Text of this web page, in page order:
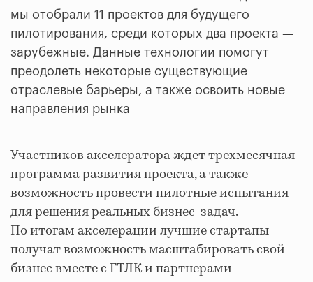
мы отобрали 11 проектов для будущего
пилотирования, среди которых два проекта —
зарубежные. Данные технологии помогут
преодолеть некоторые существующие
отраслевые барьеры, а также освоить новые
направления рынка
Участников акселератора ждет трехмесячная
программа развития проекта, а также
возможность провести пилотные испытания
для решения реальных бизнес-задач.
По итогам акселерации лучшие стартапы
получат возможность масштабировать свой
бизнес вместе с ГТЛК и партнерами